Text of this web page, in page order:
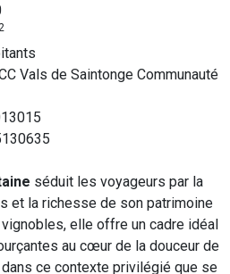
2
Vals de Saintonge Communauté
séduit les voyageurs par la
et la richesse de son patrimoine
elle offre un cadre idéal
au cœur de la douceur de
ce contexte privilégié que se